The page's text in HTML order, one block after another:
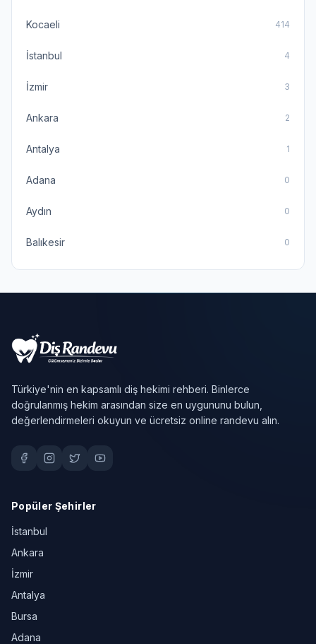
Kocaeli 414
İstanbul 4
İzmir 3
Ankara 2
Antalya 1
Adana 0
Aydın 0
Balıkesir 0
Türkiye'nin en kapsamlı diş hekimi rehberi. Binlerce
doğrulanmış hekim arasından size en uygununu bulun,
değerlendirmeleri okuyun ve ücretsiz online randevu alın.
Popüler Şehirler
İstanbul
Ankara
İzmir
Antalya
Bursa
Adana